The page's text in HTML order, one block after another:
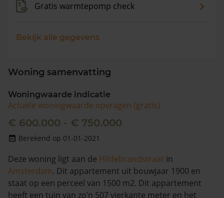
Gratis warmtepomp check
Bekijk alle gegevens
Woning samenvatting
Woningwaarde indicatie
Actuele woningwaarde opvragen (gratis)
€ 600.000 - € 750.000
Berekend op 01-01-2021
Deze woning ligt aan de Hildebrandstraat in
Amsterdam. Dit appartement uit bouwjaar 1900 en
staat op een perceel van 1500 m2. Dit appartement
heeft een tuin van zo’n 507 vierkante meter en het